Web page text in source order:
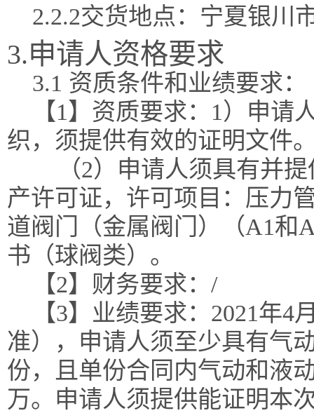
2.2.2交货地点：宁夏银川
3.申请人资格要求
3.1 资质条件和业绩要求：
【1】资质要求：1）申
织，须提供有效的证明文件
（2）申请人须具有并
产许可证，许可项目：压力
道阀门（金属阀门）（A1和
书（球阀类）。
【2】财务要求：/
【3】业绩要求：2021年
准），申请人须至少具有气
份，且单份合同内气动和液
万。申请人须提供能证明本